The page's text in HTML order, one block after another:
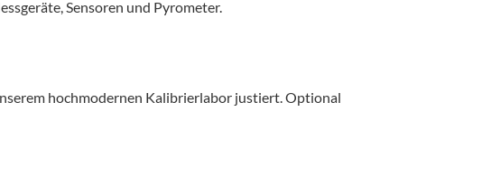
Sensoren und Pyrometer.
hochmodernen Kalibrierlabor justiert. Optional